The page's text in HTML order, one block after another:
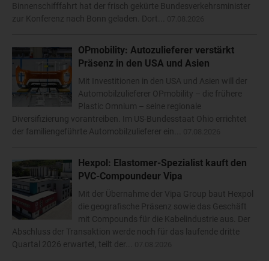
Binnenschifffahrt hat der frisch gekürte Bundesverkehrsminister
zur Konferenz nach Bonn geladen. Dort...
OPmobility: Autozulieferer verstärkt
Präsenz in den USA und Asien
Mit Investitionen in den USA und Asien will der
Automobilzulieferer OPmobility – die frühere
Plastic Omnium – seine regionale
Diversifizierung vorantreiben. Im US-Bundesstaat Ohio errichtet
der familiengeführte Automobilzulieferer ein...
Hexpol: Elastomer-Spezialist kauft den
PVC-Compoundeur Vipa
Mit der Übernahme der Vipa Group baut Hexpol
die geografische Präsenz sowie das Geschäft
mit Compounds für die Kabelindustrie aus. Der
Abschluss der Transaktion werde noch für das laufende dritte
Quartal 2026 erwartet, teilt der...